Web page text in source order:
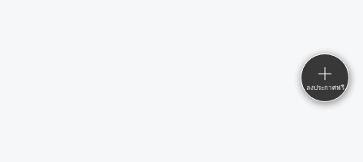
ลงประกาศฟรี